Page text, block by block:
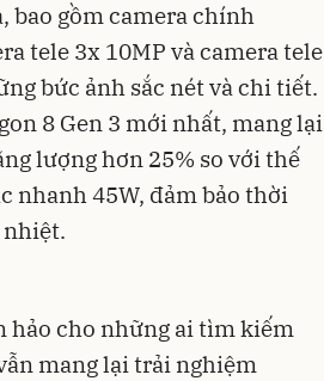
bao gồm camera chính
tele 3x 10MP và camera tele
bức ảnh sắc nét và chi tiết.
8 Gen 3 mới nhất, mang lại
lượng hơn 25% so với thế
nhanh 45W, đảm bảo thời
nhiệt.
hảo cho những ai tìm kiếm
mang lại trải nghiệm